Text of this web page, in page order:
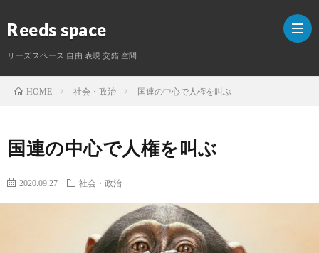
Reeds space
リーズスペース 自由 表現 交錯 空間
HOME 社会・政治 国連の中心で人権を叫ぶ
国連の中心で人権を叫ぶ
2020.09.27 社会・政治